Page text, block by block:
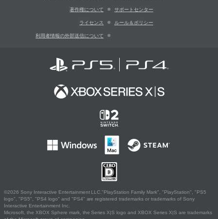
著作権について サポートセンター
ライセンス ルール＆ポリシー
利用者情報の外部送信について
©2026 Sony Interactive Entertainment LLC."PlayStation Family Mark", "PlayStation", "PS5
logo", "PS5", "PS4 logo" and "PS4" are registered trademarks or trademarks of Sony
Interactive Entertainment Inc.
Microsoft, the XBOX Sphere mark, the Series X|S logo and XBOX Series X|S are trademarks